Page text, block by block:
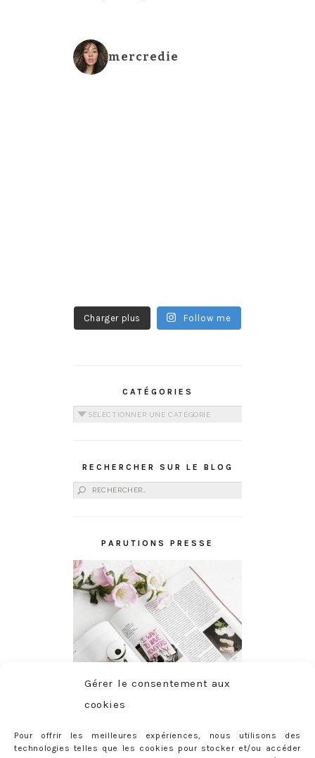
Gérer le consentement aux
cookies
Pour offrir les meilleures expériences, nous utilisons des
technologies telles que les cookies pour stocker et/ou accéder
mercredie
Charger plus Follow me
CATÉGORIES
Catégories
RECHERCHER SUR LE BLOG
Rechercher :
PARUTIONS PRESSE